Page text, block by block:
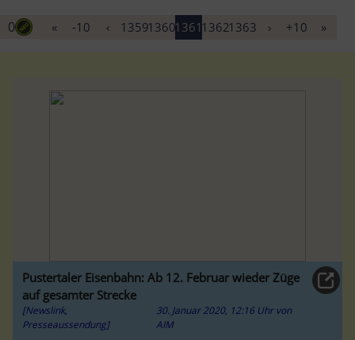
0 « -10 ‹ 13591360136113621363 › +10 »
Pustertaler Eisenbahn: Ab 12. Februar wieder Züge
auf gesamter Strecke
[Newslink,
Presseaussendung]
30. Januar 2020, 12:16 Uhr von
AIM